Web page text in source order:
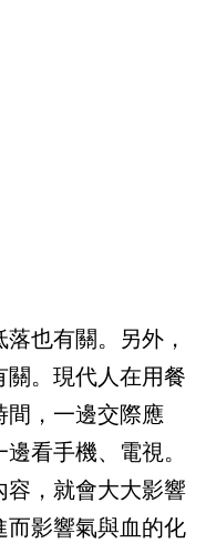
也有關。另外，
。現代人在用餐
間，一邊交際應
看手機、電視。
容，就會大大影響
而影響氣與血的化